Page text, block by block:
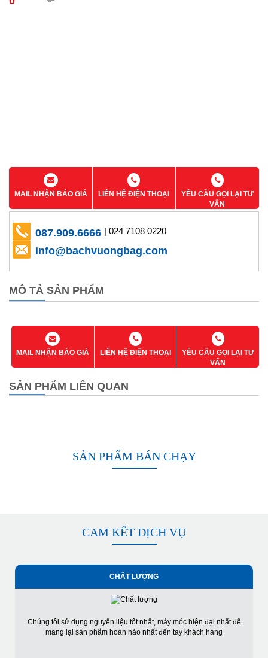
MAIL NHẬN BÁO GIÁ LIÊN HỆ ĐIỆN THOẠI
YÊU CẦU GỌI LẠI TƯ
VẤN
087.909.6666 | 024 7108 0220
info@bachvuongbag.com
MÔ TẢ SẢN PHẨM
MAIL NHẬN BÁO GIÁ LIÊN HỆ ĐIỆN THOẠI
YÊU CẦU GỌI LẠI TƯ
VẤN
SẢN PHẨM LIÊN QUAN
SẢN PHẨM BÁN CHẠY
CAM KẾT DỊCH VỤ
CHẤT LƯỢNG
Chúng tôi sử dụng nguyên liệu tốt nhất, máy móc hiện đại nhất để
mang lại sản phẩm hoàn hảo nhất đến tay khách hàng